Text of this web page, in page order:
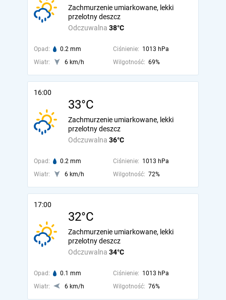
Odczuwalna 38°C
Zachmurzenie umiarkowane, lekki
przelotny deszcz
Opad: 0.2 mm Ciśnienie: 1013 hPa
Wiatr:
6 km/h Wilgotność: 69%
16:00
33°C
Odczuwalna 36°C
Zachmurzenie umiarkowane, lekki
przelotny deszcz
Opad: 0.2 mm Ciśnienie: 1013 hPa
Wiatr:
6 km/h Wilgotność: 72%
17:00
32°C
Odczuwalna 34°C
Zachmurzenie umiarkowane, lekki
przelotny deszcz
Opad: 0.1 mm Ciśnienie: 1013 hPa
Wiatr:
6 km/h Wilgotność: 76%